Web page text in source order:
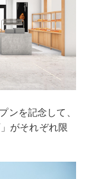
を記念して、
がそれぞれ限